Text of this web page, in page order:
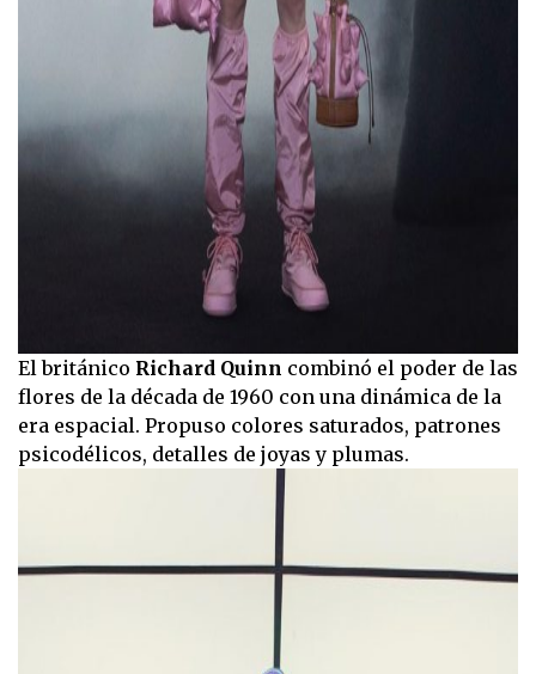
El británico Richard Quinn combinó el poder de las
flores de la década de 1960 con una dinámica de la
era espacial. Propuso colores saturados, patrones
psicodélicos, detalles de joyas y plumas.